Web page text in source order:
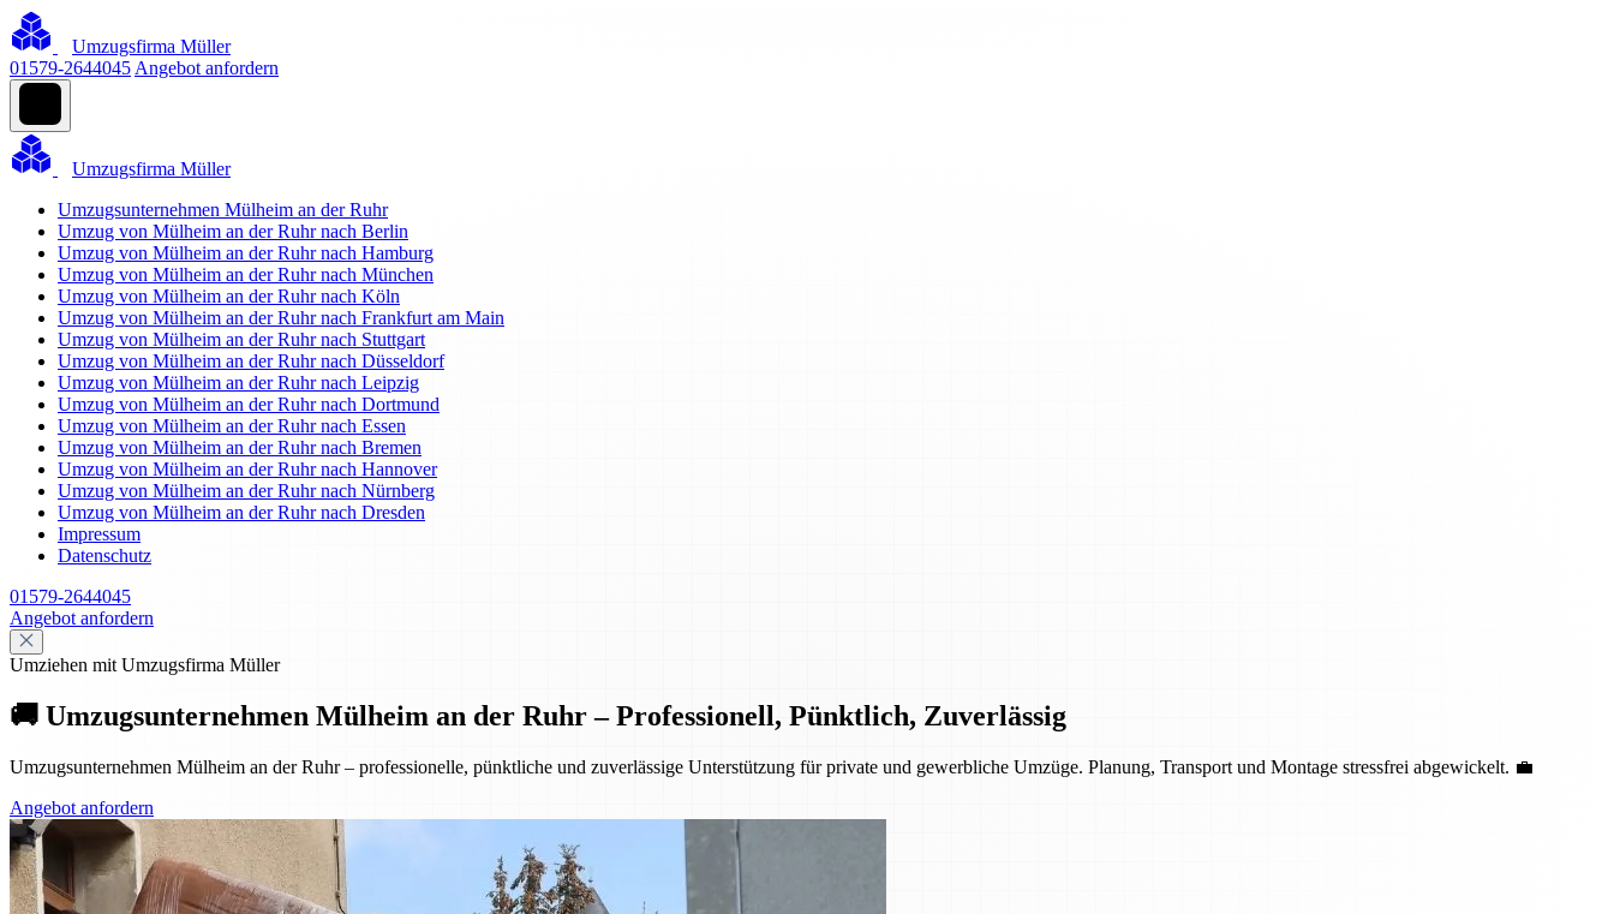
Umzugsfirma Müller
01579-2644045 Angebot anfordern
Umzugsfirma Müller
Umzugsunternehmen Mülheim an der Ruhr
Umzug von Mülheim an der Ruhr nach Berlin
Umzug von Mülheim an der Ruhr nach Hamburg
Umzug von Mülheim an der Ruhr nach München
Umzug von Mülheim an der Ruhr nach Köln
Umzug von Mülheim an der Ruhr nach Frankfurt am Main
Umzug von Mülheim an der Ruhr nach Stuttgart
Umzug von Mülheim an der Ruhr nach Düsseldorf
Umzug von Mülheim an der Ruhr nach Leipzig
Umzug von Mülheim an der Ruhr nach Dortmund
Umzug von Mülheim an der Ruhr nach Essen
Umzug von Mülheim an der Ruhr nach Bremen
Umzug von Mülheim an der Ruhr nach Hannover
Umzug von Mülheim an der Ruhr nach Nürnberg
Umzug von Mülheim an der Ruhr nach Dresden
Impressum
Datenschutz
01579-2644045
Angebot anfordern
Umziehen mit Umzugsfirma Müller
🚚 Umzugsunternehmen Mülheim an der Ruhr – Professionell, Pünktlich, Zuverlässig
Umzugsunternehmen Mülheim an der Ruhr – professionelle, pünktliche und zuverlässige Unterstützung für private und gewerbliche Umzüge. Planung, Transport und Montage stressfrei abgewickelt. 💼
Angebot anfordern